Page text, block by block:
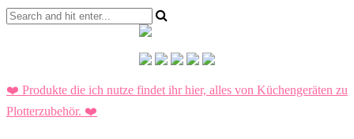
❤️ Produkte die ich nutze findet ihr hier, alles von Küchengeräten zu
Plotterzubehör. ❤️